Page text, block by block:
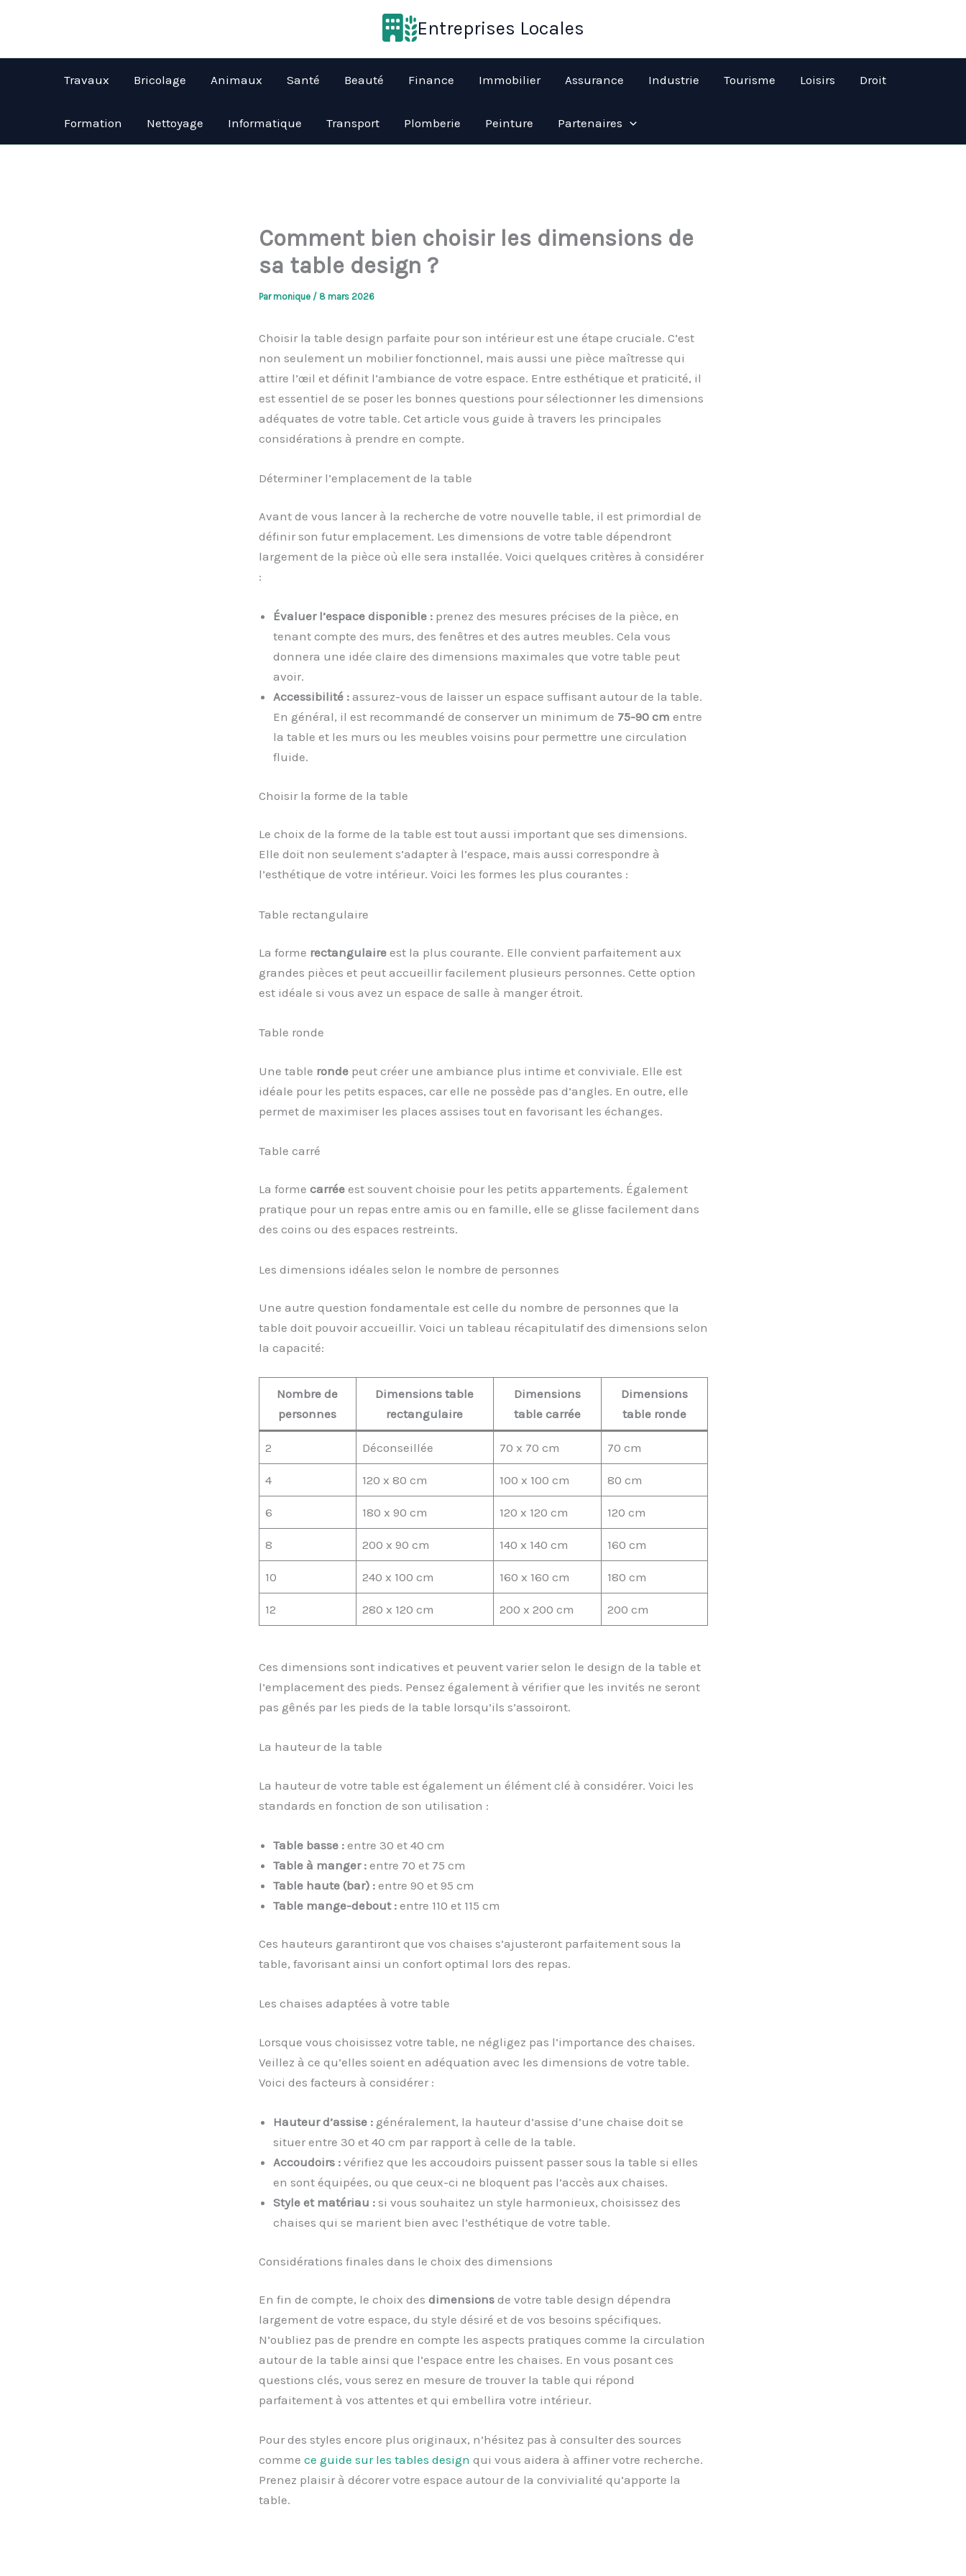
Entreprises Locales
Travaux Bricolage Animaux Santé Beauté Finance Immobilier Assurance Industrie Tourisme Loisirs Droit
Formation Nettoyage Informatique Transport Plomberie Peinture Partenaires
Comment bien choisir les dimensions de
sa table design ?
Parmonique / 8 mars 2026
Choisir la table design parfaite pour son intérieur est une étape cruciale. C’est
non seulement un mobilier fonctionnel, mais aussi une pièce maîtresse qui
attire l’œil et définit l’ambiance de votre espace. Entre esthétique et praticité, il
est essentiel de se poser les bonnes questions pour sélectionner les dimensions
adéquates de votre table. Cet article vous guide à travers les principales
considérations à prendre en compte.
Déterminer l’emplacement de la table
Avant de vous lancer à la recherche de votre nouvelle table, il est primordial de
définir son futur emplacement. Les dimensions de votre table dépendront
largement de la pièce où elle sera installée. Voici quelques critères à considérer
:
Évaluer l’espace disponible :prenez des mesures précises de la pièce, en
tenant compte des murs, des fenêtres et des autres meubles. Cela vous
donnera une idée claire des dimensions maximales que votre table peut
avoir.
Accessibilité :assurez-vous de laisser un espace suffisant autour de la table.
En général, il est recommandé de conserver un minimum de 75-90 cm entre
la table et les murs ou les meubles voisins pour permettre une circulation
fluide.
Choisir la forme de la table
Le choix de la forme de la table est tout aussi important que ses dimensions.
Elle doit non seulement s’adapter à l’espace, mais aussi correspondre à
l’esthétique de votre intérieur. Voici les formes les plus courantes :
Table rectangulaire
La forme rectangulaireest la plus courante. Elle convient parfaitement aux
grandes pièces et peut accueillir facilement plusieurs personnes. Cette option
est idéale si vous avez un espace de salle à manger étroit.
Table ronde
Une table rondepeut créer une ambiance plus intime et conviviale. Elle est
idéale pour les petits espaces, car elle ne possède pas d’angles. En outre, elle
permet de maximiser les places assises tout en favorisant les échanges.
Table carré
La forme carréeest souvent choisie pour les petits appartements. Également
pratique pour un repas entre amis ou en famille, elle se glisse facilement dans
des coins ou des espaces restreints.
Les dimensions idéales selon le nombre de personnes
Une autre question fondamentale est celle du nombre de personnes que la
table doit pouvoir accueillir. Voici un tableau récapitulatif des dimensions selon
la capacité:
Nombre de
personnes
Dimensions table
rectangulaire
Dimensions
table carrée
Dimensions
table ronde
2 Déconseillée 70 x 70 cm 70 cm
4 120 x 80 cm 100 x 100 cm 80 cm
6 180 x 90 cm 120 x 120 cm 120 cm
8 200 x 90 cm 140 x 140 cm 160 cm
10 240 x 100 cm 160 x 160 cm 180 cm
12 280 x 120 cm 200 x 200 cm 200 cm
Ces dimensions sont indicatives et peuvent varier selon le design de la table et
l’emplacement des pieds. Pensez également à vérifier que les invités ne seront
pas gênés par les pieds de la table lorsqu’ils s’assoiront.
La hauteur de la table
La hauteur de votre table est également un élément clé à considérer. Voici les
standards en fonction de son utilisation :
Table basse :entre 30 et 40 cm
Table à manger :entre 70 et 75 cm
Table haute (bar) :entre 90 et 95 cm
Table mange-debout :entre 110 et 115 cm
Ces hauteurs garantiront que vos chaises s’ajusteront parfaitement sous la
table, favorisant ainsi un confort optimal lors des repas.
Les chaises adaptées à votre table
Lorsque vous choisissez votre table, ne négligez pas l’importance des chaises.
Veillez à ce qu’elles soient en adéquation avec les dimensions de votre table.
Voici des facteurs à considérer :
Hauteur d’assise :généralement, la hauteur d’assise d’une chaise doit se
situer entre 30 et 40 cm par rapport à celle de la table.
Accoudoirs :vérifiez que les accoudoirs puissent passer sous la table si elles
en sont équipées, ou que ceux-ci ne bloquent pas l’accès aux chaises.
Style et matériau :si vous souhaitez un style harmonieux, choisissez des
chaises qui se marient bien avec l’esthétique de votre table.
Considérations finales dans le choix des dimensions
En fin de compte, le choix des dimensionsde votre table design dépendra
largement de votre espace, du style désiré et de vos besoins spécifiques.
N’oubliez pas de prendre en compte les aspects pratiques comme la circulation
autour de la table ainsi que l’espace entre les chaises. En vous posant ces
questions clés, vous serez en mesure de trouver la table qui répond
parfaitement à vos attentes et qui embellira votre intérieur.
Pour des styles encore plus originaux, n’hésitez pas à consulter des sources
comme ce guide sur les tables design qui vous aidera à affiner votre recherche.
Prenez plaisir à décorer votre espace autour de la convivialité qu’apporte la
table.